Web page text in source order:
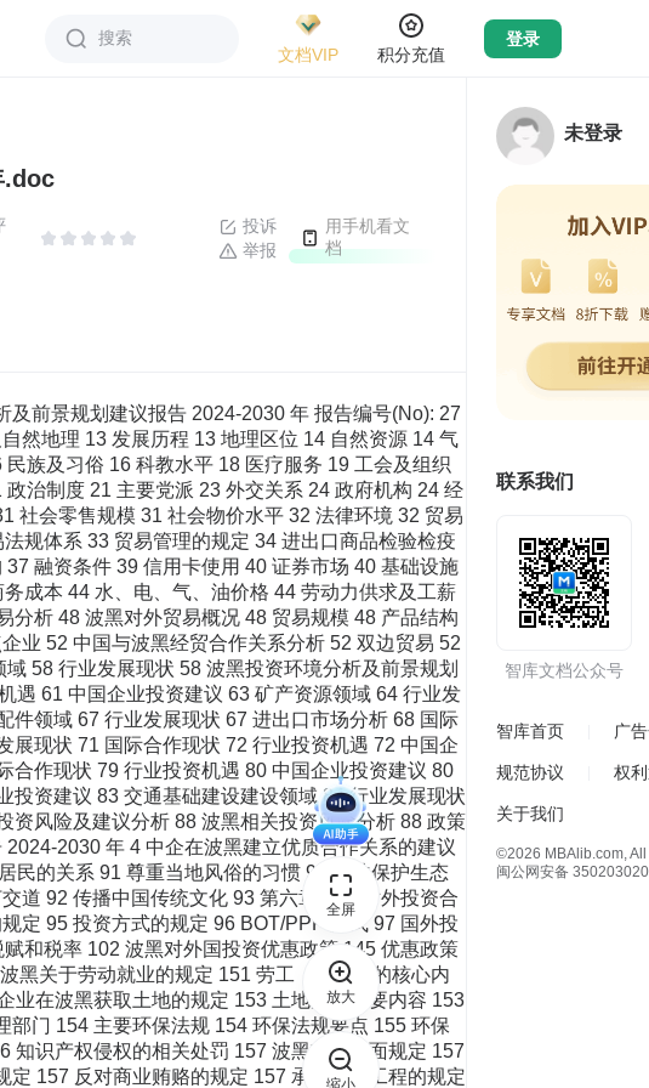
搜索
文档VIP
积分充值
登录
.doc
投诉
举报
用手机看文
档
前景规划建议报告 2024-2030 年 报告编号(No): 27
然地理 13 发展历程 13 地理区位 14 自然资源 14 气
族及习俗 16 科教水平 18 医疗服务 19 工会及组织
治制度 21 主要党派 23 外交关系 24 政府机构 24 经
社会零售规模 31 社会物价水平 32 法律环境 32 贸易
规体系 33 贸易管理的规定 34 进出口商品检验检疫
融资条件 39 信用卡使用 40 证券市场 40 基础设施
成本 44 水、电、气、油价格 44 劳动力供求及工薪
析 48 波黑对外贸易概况 48 贸易规模 48 产品结构
业 52 中国与波黑经贸合作关系分析 52 双边贸易 52
58 行业发展现状 58 波黑投资环境分析及前景规划
遇 61 中国企业投资建议 63 矿产资源领域 64 行业发
件领域 67 行业发展现状 67 进出口市场分析 68 国际
现状 71 国际合作现状 72 行业投资机遇 72 中国企
合作现状 79 行业投资机遇 80 中国企业投资建议 80
投资建议 83 交通基础建设建设领域 84 行业发展现状
资风险及建议分析 88 波黑相关投资风险分析 88 政策
2030 年 4 中企在波黑建立优质合作关系的建议
民的关系 91 尊重当地风俗的习惯 91 依法保护生态
道 92 传播中国传统文化 93 第六章 波黑对外投资合
定 95 投资方式的规定 96 BOT/PPP 方式 97 国外投
和税率 102 波黑对外国投资优惠政策 145 优惠政策
黑关于劳动就业的规定 151 劳工（动）法的核心内
业在波黑获取土地的规定 153 土地法的主要内容 153
门 154 主要环保法规 154 环保法规要点 155 环保
知识产权侵权的相关处罚 157 波黑其他方面规定 157
157 反对商业贿赂的规定 157 承包当地工程的规定
未登录
联系我们
智库文档公众号
智库首页 广
规范协议 权
关于我们
©2026 MBAlib.com,
闽公网安备
全屏
放大
缩小